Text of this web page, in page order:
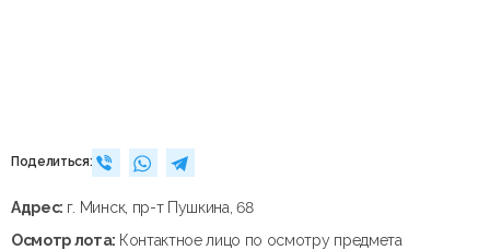
Поделиться:
Адрес: г. Минск, пр-т Пушкина, 68
Осмотр лота: Контактное лицо по осмотру предмета